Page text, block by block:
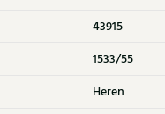
43915
1533/55
Heren